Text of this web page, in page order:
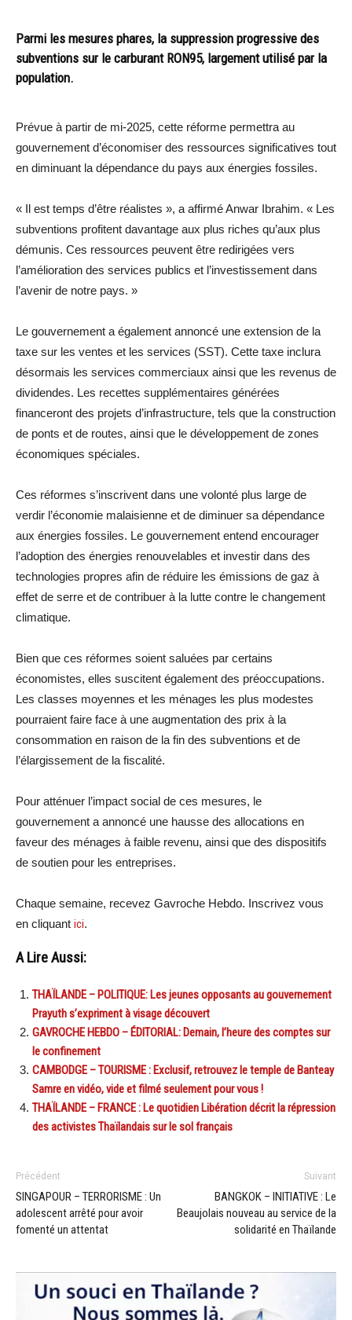
Parmi les mesures phares, la suppression progressive des
subventions sur le carburant RON95, largement utilisé par la
population.
Prévue à partir de mi-2025, cette réforme permettra au
gouvernement d’économiser des ressources significatives tout
en diminuant la dépendance du pays aux énergies fossiles.
« Il est temps d’être réalistes », a affirmé Anwar Ibrahim. « Les
subventions profitent davantage aux plus riches qu’aux plus
démunis. Ces ressources peuvent être redirigées vers
l’amélioration des services publics et l’investissement dans
l’avenir de notre pays. »
Le gouvernement a également annoncé une extension de la
taxe sur les ventes et les services (SST). Cette taxe inclura
désormais les services commerciaux ainsi que les revenus de
dividendes. Les recettes supplémentaires générées
financeront des projets d’infrastructure, tels que la construction
de ponts et de routes, ainsi que le développement de zones
économiques spéciales.
Ces réformes s’inscrivent dans une volonté plus large de
verdir l’économie malaisienne et de diminuer sa dépendance
aux énergies fossiles. Le gouvernement entend encourager
l’adoption des énergies renouvelables et investir dans des
technologies propres afin de réduire les émissions de gaz à
effet de serre et de contribuer à la lutte contre le changement
climatique.
Bien que ces réformes soient saluées par certains
économistes, elles suscitent également des préoccupations.
Les classes moyennes et les ménages les plus modestes
pourraient faire face à une augmentation des prix à la
consommation en raison de la fin des subventions et de
l’élargissement de la fiscalité.
Pour atténuer l’impact social de ces mesures, le
gouvernement a annoncé une hausse des allocations en
faveur des ménages à faible revenu, ainsi que des dispositifs
de soutien pour les entreprises.
Chaque semaine, recevez Gavroche Hebdo. Inscrivez vous
en cliquant ici.
A Lire Aussi:
THAÏLANDE – POLITIQUE: Les jeunes opposants au gouvernement
Prayuth s’expriment à visage découvert
GAVROCHE HEBDO – ÉDITORIAL: Demain, l’heure des comptes sur
le confinement
CAMBODGE – TOURISME : Exclusif, retrouvez le temple de Banteay
Samre en vidéo, vide et filmé seulement pour vous !
THAÏLANDE – FRANCE : Le quotidien Libération décrit la répression
des activistes Thaïlandais sur le sol français
Précédent
SINGAPOUR – TERRORISME : Un
adolescent arrêté pour avoir
fomenté un attentat
Suivant
BANGKOK – INITIATIVE : Le
Beaujolais nouveau au service de la
solidarité en Thaïlande